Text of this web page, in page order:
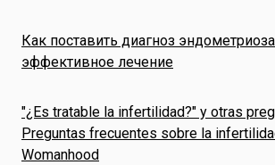
Как поставить диагноз
эффективное лечение
"¿Es tratable la infertilidad?" y otras
Preguntas frecuentes sobre la
Womanhood